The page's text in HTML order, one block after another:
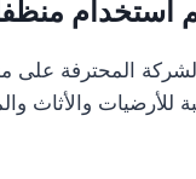
المحترفة على
للأرضيات والأثاث